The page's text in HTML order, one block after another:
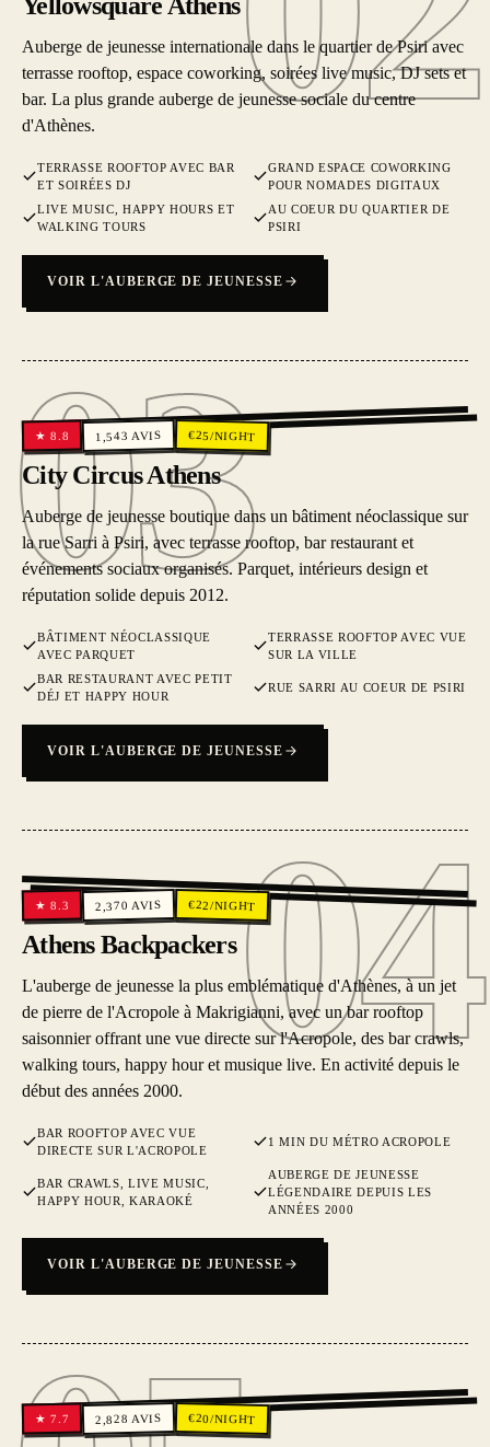
Auberge de jeunesse internationale dans le quartier de Psiri avec
terrasse rooftop, espace coworking, soirées live music, DJ sets et
bar. La plus grande auberge de jeunesse sociale du centre
d'Athènes.
TERRASSE ROOFTOP AVEC BAR
ET SOIRÉES DJ
GRAND ESPACE COWORKING
POUR NOMADES DIGITAUX
LIVE MUSIC, HAPPY HOURS ET
WALKING TOURS
AU COEUR DU QUARTIER DE
PSIRI
VOIR L'AUBERGE DE JEUNESSE
03
03
★8.8 1,543 AVIS €25/NIGHT
City Circus Athens
Auberge de jeunesse boutique dans un bâtiment néoclassique sur
la rue Sarri à Psiri, avec terrasse rooftop, bar restaurant et
événements sociaux organisés. Parquet, intérieurs design et
réputation solide depuis 2012.
BÂTIMENT NÉOCLASSIQUE
AVEC PARQUET
TERRASSE ROOFTOP AVEC VUE
SUR LA VILLE
BAR RESTAURANT AVEC PETIT
DÉJ ET HAPPY HOUR
RUE SARRI AU COEUR DE PSIRI
VOIR L'AUBERGE DE JEUNESSE
04
04
★8.3 2,370 AVIS €22/NIGHT
Athens Backpackers
L'auberge de jeunesse la plus emblématique d'Athènes, à un jet
de pierre de l'Acropole à Makrigianni, avec un bar rooftop
saisonnier offrant une vue directe sur l'Acropole, des bar crawls,
walking tours, happy hour et musique live. En activité depuis le
début des années 2000.
BAR ROOFTOP AVEC VUE
DIRECTE SUR L'ACROPOLE
1 MIN DU MÉTRO ACROPOLE
BAR CRAWLS, LIVE MUSIC,
HAPPY HOUR, KARAOKÉ
AUBERGE DE JEUNESSE
LÉGENDAIRE DEPUIS LES
ANNÉES 2000
VOIR L'AUBERGE DE JEUNESSE
05
★7.7 2,828 AVIS €20/NIGHT